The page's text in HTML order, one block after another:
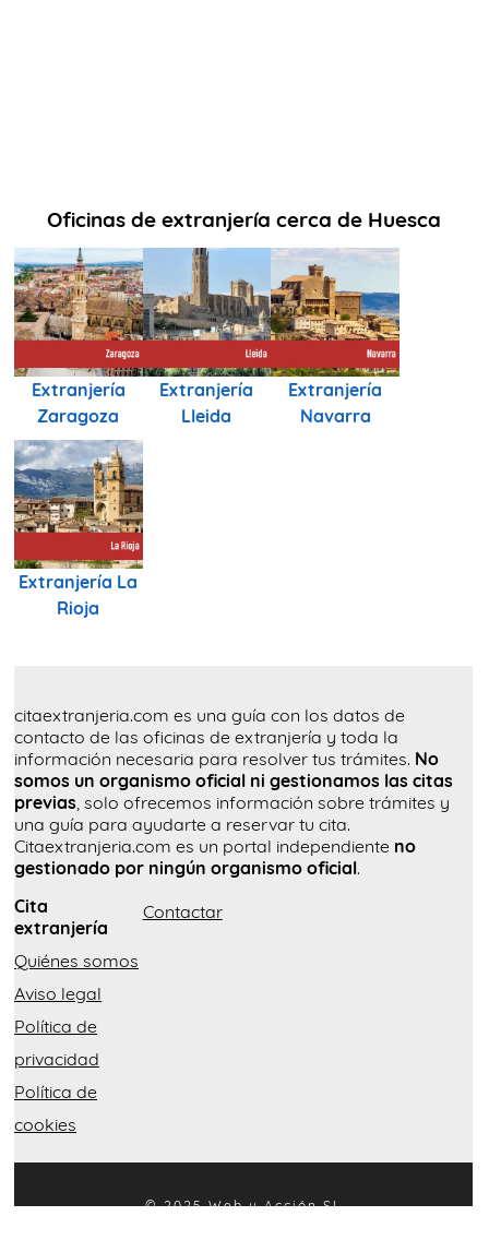
Oficinas de extranjería cerca de Huesca
Extranjería
Zaragoza
Extranjería
Lleida
Extranjería
Navarra
Extranjería La
Rioja
citaextranjeria.com es una guía con los datos de
contacto de las oficinas de extranjería y toda la
información necesaria para resolver tus trámites. No
somos un organismo oficial ni gestionamos las citas
previas , solo ofrecemos información sobre trámites y
una guía para ayudarte a reservar tu cita.
Citaextranjeria.com es un portal independiente no
gestionado por ningún organismo oficial.
Cita
extranjería
Quiénes somos
Aviso legal
Política de
privacidad
Política de
cookies
Contactar
© 2025 Web y Acción SL